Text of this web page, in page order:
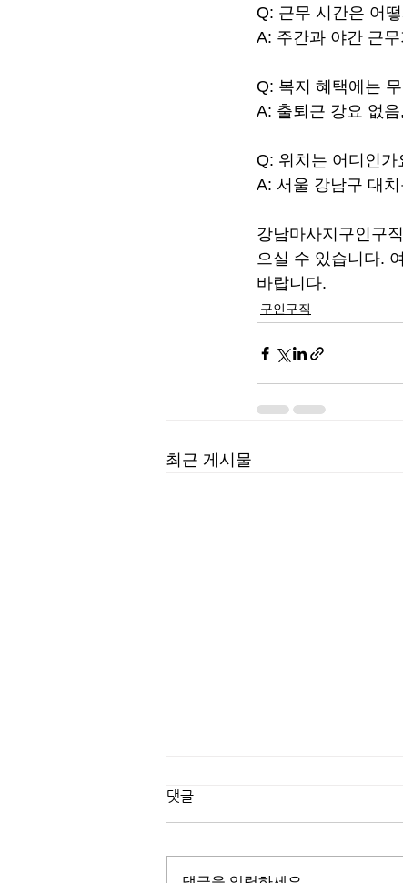
Q: 근무 시간은 어
A: 주간과 야간 근
Q: 복지 혜택에는
A: 출퇴근 강요 없
Q: 위치는 어디인가
A: 서울 강남구 대
강남마사지구인구
으실 수 있습니다.
바랍니다.
구인구직
최근 게시물
댓글